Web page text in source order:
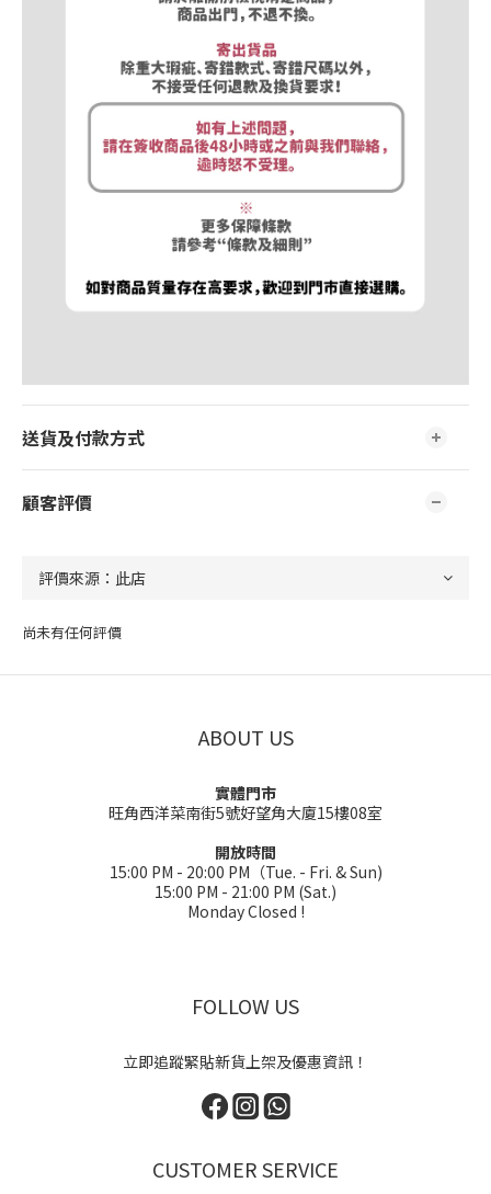
送貨及付款方式
顧客評價
尚未有任何評價
ABOUT US
實體門市
旺角西洋菜南街5號好望角大廈15樓08室
開放時間
15:00 PM - 20:00 PM（Tue. - Fri. & Sun)
15:00 PM - 21:00 PM (Sat.)
Monday Closed !
FOLLOW US
立即追蹤緊貼新貨上架及優惠資訊！
CUSTOMER SERVICE